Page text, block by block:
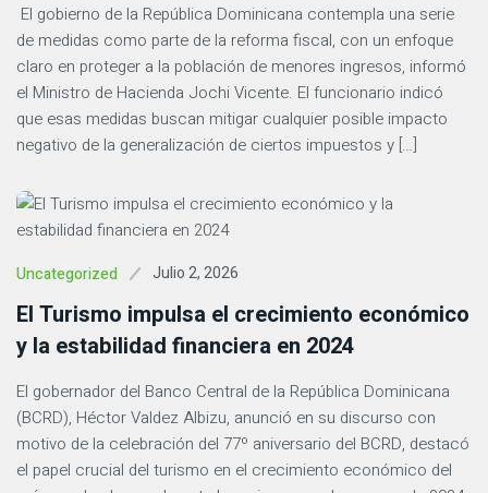
El gobierno de la República Dominicana contempla una serie
de medidas como parte de la reforma fiscal, con un enfoque
claro en proteger a la población de menores ingresos, informó
el Ministro de Hacienda Jochi Vicente. El funcionario indicó
que esas medidas buscan mitigar cualquier posible impacto
negativo de la generalización de ciertos impuestos y […]
Uncategorized Julio 2, 2026
El Turismo impulsa el crecimiento económico
y la estabilidad financiera en 2024
El gobernador del Banco Central de la República Dominicana
(BCRD), Héctor Valdez Albizu, anunció en su discurso con
motivo de la celebración del 77º aniversario del BCRD, destacó
el papel crucial del turismo en el crecimiento económico del